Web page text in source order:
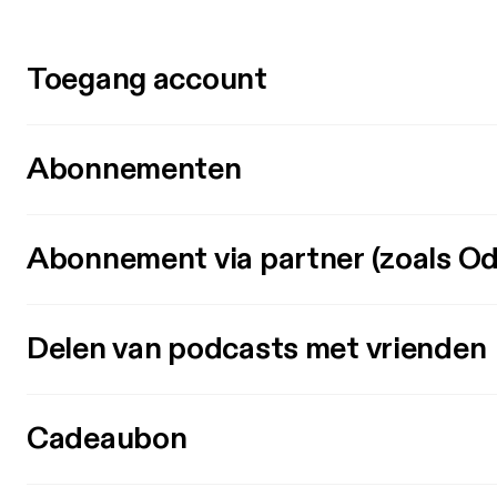
Toegang account
Abonnementen
Abonnement via partner (zoals
Delen van podcasts met vrienden
Cadeaubon